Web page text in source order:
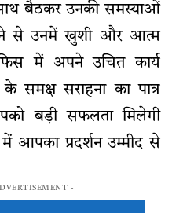
बैठकर उनकी समस्याओं
से उनमें खुशी और आत्म
में अपने उचित कार्य
समक्ष सराहना का पात्र
बड़ी सफलता मिलेगी
में आपका प्रदर्शन उम्मीद से
-